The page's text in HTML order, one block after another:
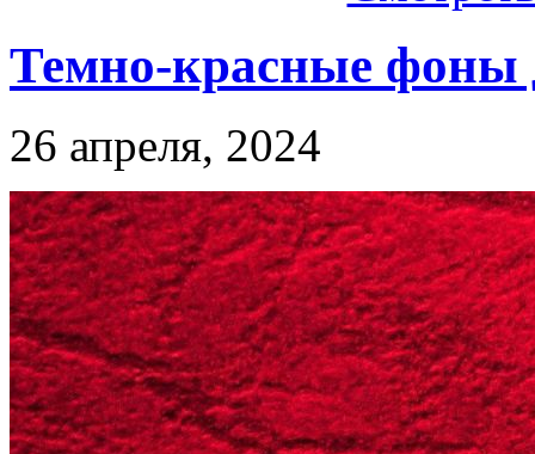
Темно-красные фоны
26 апреля, 2024